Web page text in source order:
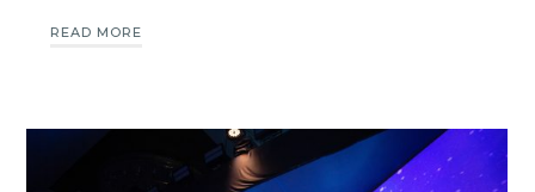
READ MORE